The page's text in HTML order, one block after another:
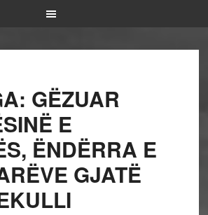
GËZUAR
E
ËNDËRRA E
GJATË